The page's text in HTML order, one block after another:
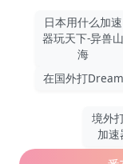
日本用什么加速
器玩天下-异兽山
海
在国外打Dream
境外
加